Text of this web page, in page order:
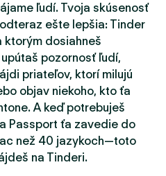
ľudí. Tvoja skúsenosť
ešte lepšia: Tinder
ktorým dosiahneš
pozornosť ľudí,
priateľov, ktorí milujú
objav niekoho, kto ťa
A keď potrebuješ
Passport ťa zavedie do
než 40 jazykoch—toto
na Tinderi.